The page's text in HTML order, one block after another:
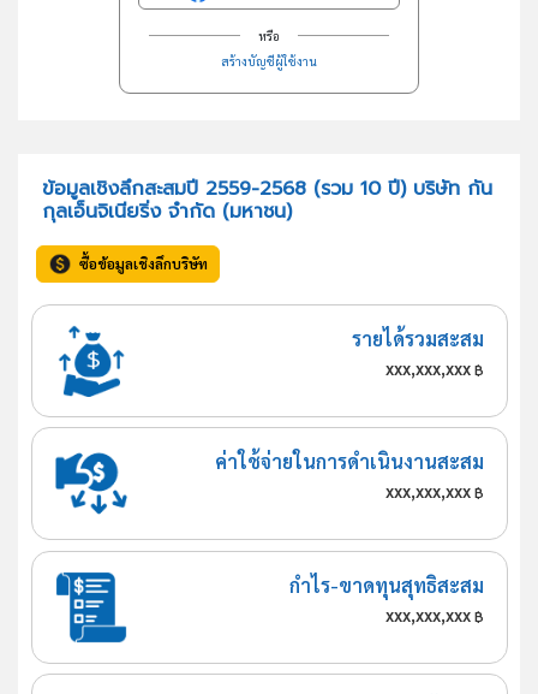
หรือ
สร้างบัญชีผู้ใช้งาน
ข้อมูลเชิงลึกสะสมปี 2559-2568 (รวม 10 ปี) บริษัท กัน
กุลเอ็นจิเนียริ่ง จำกัด (มหาชน)
ซื้อข้อมูลเชิงลึกบริษัท
รายได้รวมสะสม
xxx,xxx,xxx฿
ค่าใช้จ่ายในการดำเนินงานสะสม
xxx,xxx,xxx฿
กำไร-ขาดทุนสุทธิสะสม
xxx,xxx,xxx฿